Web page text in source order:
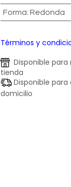
Forma: Redonda
Términos y
Disponible para
tienda
Disponible
domicilio